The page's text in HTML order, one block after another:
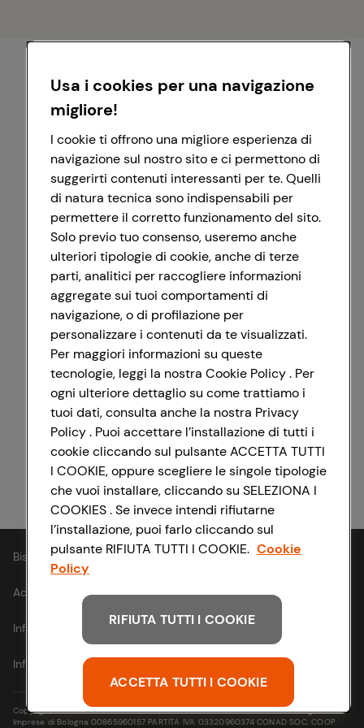
Registrati con Google
Registrati con Facebook
Registrati con Apple
Bisogno di aiuto?
Accessibilità
Informativa cookie
Informativa privacy
Copyright © 2021- Via Michelino, 59 | 40127 BOLOGNA Codice Fiscale e Registro
Imprese di Bologna 00865960157 PARTITA IVA 03320960374 CONAD SOC. COOP.
Usa i cookies per una navigazione
migliore!
I cookie ti offrono una migliore esperienza di
navigazione sul nostro sito e ci permettono di
suggerirti contenuti interessanti per te. Quelli
di natura tecnica sono indispensabili per
permettere il corretto funzionamento del sito.
Solo previo tuo consenso, useremo anche
ulteriori tipologie di cookie, anche di terze
parti, analitici per raccogliere informazioni
aggregate sui tuoi comportamenti di
navigazione, o di profilazione per
personalizzare i contenuti da te visualizzati.
Per maggiori informazioni su queste
tecnologie, leggi la nostra Cookie Policy . Per
ogni ulteriore dettaglio su come trattiamo i
tuoi dati, consulta anche la nostra Privacy
Policy . Puoi accettare l’installazione di tutti i
cookie cliccando sul pulsante ACCETTA TUTTI
I COOKIE, oppure scegliere le singole tipologie
che vuoi installare, cliccando su SELEZIONA I
COOKIES . Se invece intendi rifiutarne
l’installazione, puoi farlo cliccando sul
pulsante RIFIUTA TUTTI I COOKIE. Cookie
Policy
RIFIUTA TUTTI I COOKIE
ACCETTA TUTTI I COOKIE